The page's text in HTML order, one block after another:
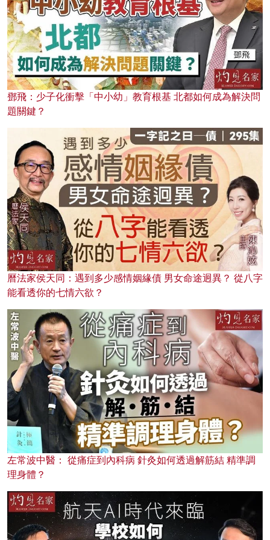
鄧飛：少子化衝擊「中小幼」教育根基 北都如何成為解決問
題關鍵？
曆法家侯天同：遇到多少感情姻緣債 男女命途迥異？ 從八字
能看透你的七情六欲？
左常波中醫： 從痛症到內科病 針灸如何透過解筋結 精準調
理身體？